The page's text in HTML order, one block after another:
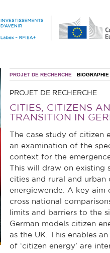
PROJET DE RECHERCHE BIOGRAPHIE
PROJET DE RECHERCHE
CITIES, CITIZENS
TRANSITION IN
The case study of citizen
an examination of the
context for the
This will draw on
cities and rural and
energiewende. A key
cross national
limits and barriers to the
German models citizen
as the UK. This enables
of ‘citizen energy’ are